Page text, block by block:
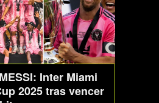
Inter Miami
2025 tras vencer